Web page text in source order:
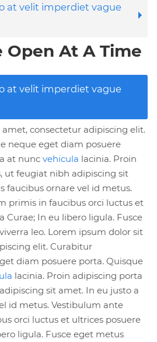
at velit imperdiet vague
Open At A Time
at velit imperdiet vague
consectetur adipiscing elit.
neque eget diam posuere
at nunc vehicula lacinia. Proin
ut feugiat nibh adipiscing sit
faucibus ornare vel id metus.
primis in faucibus orci luctus et
Curae; In eu libero ligula. Fusce
leo. Lorem ipsum dolor sit
elit. Curabitur
diam posuere porta. Quisque
lacinia. Proin adipiscing porta
sit amet. In eu justo a
id metus. Vestibulum ante
orci luctus et ultrices posuere
ligula. Fusce eget metus